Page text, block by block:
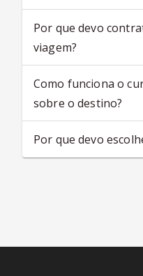
Por que devo
viagem?
Como funciona o
sobre o destino?
Por que devo